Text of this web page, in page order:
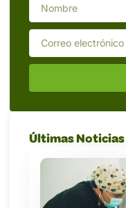
Últimas Noticias